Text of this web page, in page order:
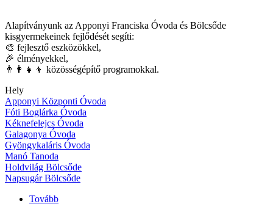
Alapítványunk az Apponyi Franciska Óvoda és Bölcsőde
kisgyermekeinek fejlődését segíti:
🎨 fejlesztő eszközökkel,
🎉 élményekkel,
👨‍👩‍👧‍👦 közösségépítő programokkal.
Hely
Apponyi Központi Óvoda
Fóti Boglárka Óvoda
Kéknefelejcs Óvoda
Galagonya Óvoda
Gyöngykaláris Óvoda
Manó Tanoda
Holdvilág Bölcsőde
Napsugár Bölcsőde
Tovább